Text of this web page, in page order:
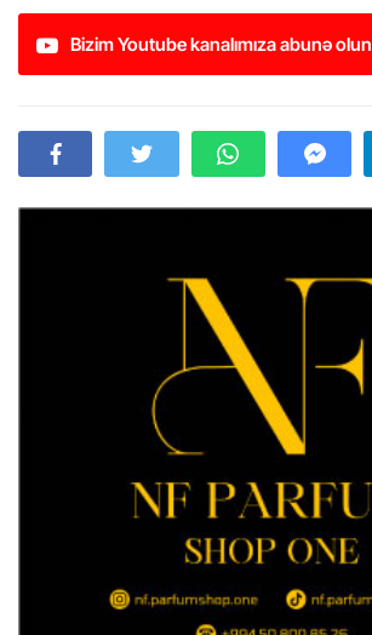
Bizim Youtube kanalımıza abunə olun